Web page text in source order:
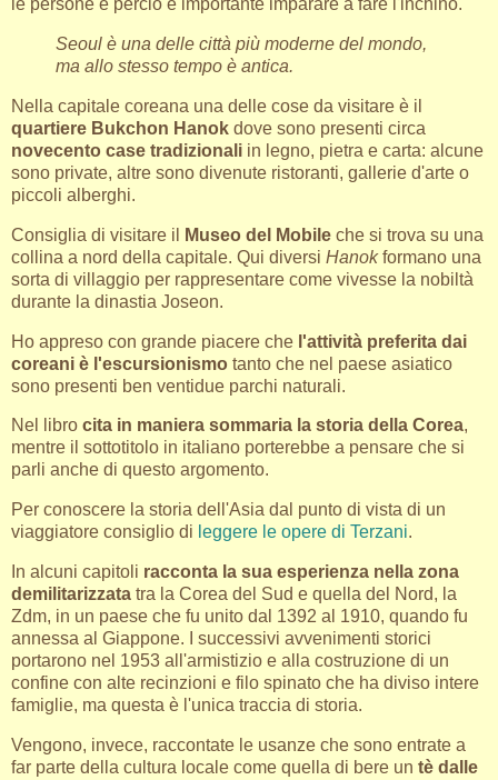
le persone e perciò è importante imparare a fare l'inchino.
Seoul è una delle città più moderne del mondo,
ma allo stesso tempo è antica.
Nella capitale coreana una delle cose da visitare è il
quartiere Bukchon Hanok dove sono presenti circa
novecento case tradizionali in legno, pietra e carta: alcune
sono private, altre sono divenute ristoranti, gallerie d'arte o
piccoli alberghi.
Consiglia di visitare il Museo del Mobile che si trova su una
collina a nord della capitale. Qui diversi Hanokformano una
sorta di villaggio per rappresentare come vivesse la nobiltà
durante la dinastia Joseon.
Ho appreso con grande piacere che l'attività preferita dai
coreani è l'escursionismo tanto che nel paese asiatico
sono presenti ben ventidue parchi naturali.
Nel libro cita in maniera sommaria la storia della Corea,
mentre il sottotitolo in italiano porterebbe a pensare che si
parli anche di questo argomento.
Per conoscere la storia dell'Asia dal punto di vista di un
viaggiatore consiglio di leggere le opere di Terzani.
In alcuni capitoli racconta la sua esperienza nella zona
demilitarizzata tra la Corea del Sud e quella del Nord, la
Zdm, in un paese che fu unito dal 1392 al 1910, quando fu
annessa al Giappone. I successivi avvenimenti storici
portarono nel 1953 all'armistizio e alla costruzione di un
confine con alte recinzioni e filo spinato che ha diviso intere
famiglie, ma questa è l'unica traccia di storia.
Vengono, invece, raccontate le usanze che sono entrate a
far parte della cultura locale come quella di bere un tè dalle